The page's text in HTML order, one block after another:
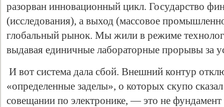
разорван инновационный цикл. Государство
(исследования), а выход (массовое
глобальный рынок. Мы жили в режиме
выдавая единичные лабораторные прорывы за
И вот система дала сбой. Внешний контур
«определенные заделы», о которых скупо
совещании по электронике, — это не